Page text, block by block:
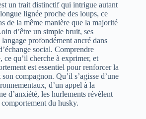
un trait distinctif qui intrigue autant
lignée proche des loups, ce
de la même manière que la majorité
d’être un simple bruit, ses
profondément ancré dans
social. Comprendre
qu’il cherche à exprimer, et
est essentiel pour renforcer la
compagnon. Qu’il s’agisse d’une
d’un appel à la
d’anxiété, les hurlements révèlent
du husky.